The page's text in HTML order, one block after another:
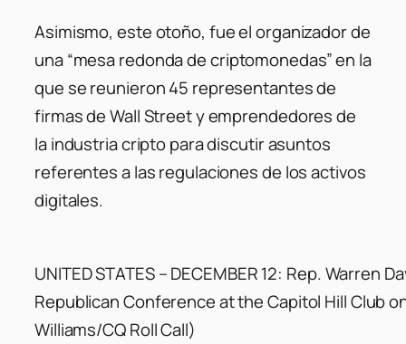
Asimismo, este otoño, fue el organizador de
una“mesa redonda de criptomonedas”en la
que se reunieron 45 representantes de
firmas de Wall Street y emprendedores de
la industria cripto para discutir asuntos
referentes a las regulaciones de los activos
digitales.
UNITED STATES – DECEMBER 12: Rep.
Republican Conference at the Capitol Hill Club
Williams/CQ Roll Call)